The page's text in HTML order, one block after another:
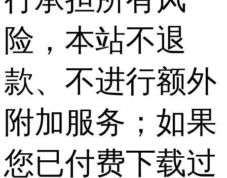
险，本站不退
款、不进行额外
附加服务；如果
您已付费下载过